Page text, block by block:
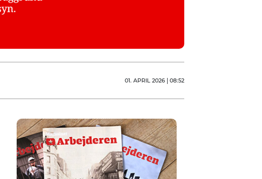
01. APRIL 2026 | 08:52